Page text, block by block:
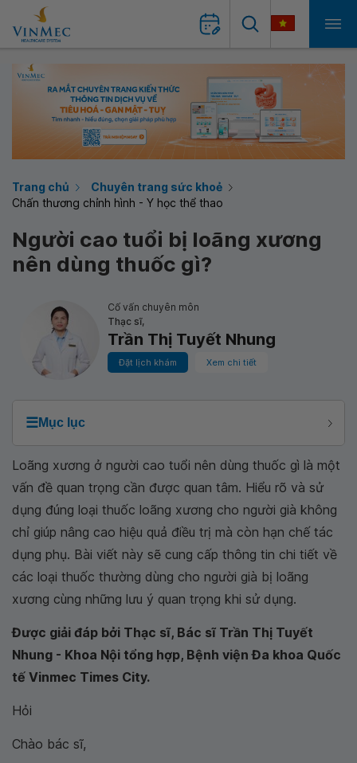
Trang chủ
Chuyên trang sức khoẻ
Chấn thương chỉnh hình - Y học thể thao
Người cao tuổi bị loãng xương
nên dùng thuốc gì?
Cố vấn chuyên môn
Thạc sĩ,
Trần Thị Tuyết Nhung
Đặt lịch khám Xem chi tiết
☰Mục lục
Loãng xương ở người cao tuổi nên dùng thuốc gì là một
vấn đề quan trọng cần được quan tâm. Hiểu rõ và sử
dụng đúng loại thuốc loãng xương cho người già không
chỉ giúp nâng cao hiệu quả điều trị mà còn hạn chế tác
dụng phụ. Bài viết này sẽ cung cấp thông tin chi tiết về
các loại thuốc thường dùng cho người già bị loãng
xương cùng những lưu ý quan trọng khi sử dụng.
Được giải đáp bởi Thạc sĩ, Bác sĩ Trần Thị Tuyết
Nhung - Khoa Nội tổng hợp, Bệnh viện Đa khoa Quốc
tế Vinmec Times City.
Hỏi
Chào bác sĩ,